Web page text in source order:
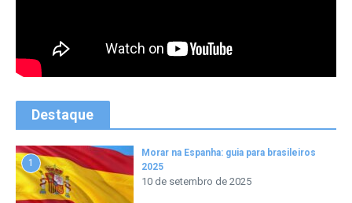
Destaque
1
Morar na Espanha: guia para brasileiros
2025
10 de setembro de 2025